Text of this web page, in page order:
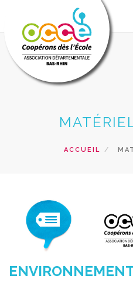
RECHERCHER
CONTACT
ACCUEIL